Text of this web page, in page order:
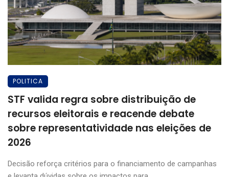
POLITICA
STF valida regra sobre distribuição de
recursos eleitorais e reacende debate
sobre representatividade nas eleições de
2026
Decisão reforça critérios para o financiamento de campanhas